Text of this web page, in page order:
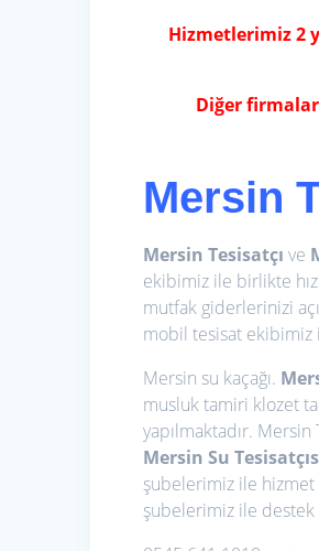
Hizmetlerimiz 2
Diğer
Mersin
Mersin Tesisatçı ve
ekibimiz ile birlikte
mutfak giderlerinizi
mobil tesisat ekibimiz
Mersin su kaçağı.
musluk tamiri klozet
yapılmaktadır. Mersin
Mersin Su
şubelerimiz ile hizmet
şubelerimiz ile destek